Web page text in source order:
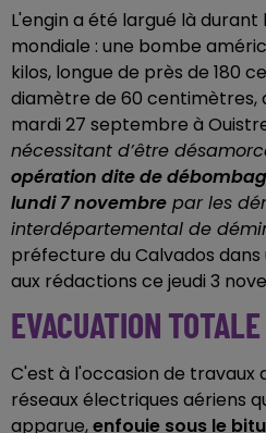
L'engin a été largué là
mondiale : une bombe
kilos, longue de près de 180
diamètre de 60 centimètres,
mardi 27 septembre à
nécessitant d’être
opération dite de
lundi 7 novembre par les
interdépartemental de
préfecture du Calvados
aux rédactions ce jeudi 3
EVACUATION
C'est à l'occasion de travaux
réseaux électriques aériens
apparue,enfouie sous le